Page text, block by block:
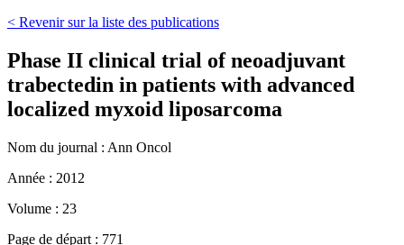
< Revenir sur la liste des publications
Phase II clinical trial of neoadjuvant
trabectedin in patients with advanced
localized myxoid liposarcoma
Nom du journal : Ann Oncol
Année : 2012
Volume : 23
Page de départ : 771